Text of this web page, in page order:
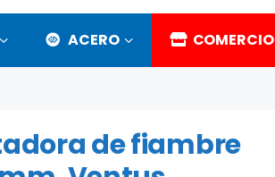
ACERO COMERCIO
de fiambre